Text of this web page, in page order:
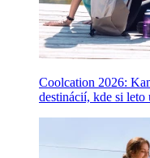
Coolcation 2026:
destinácií, kde si leto